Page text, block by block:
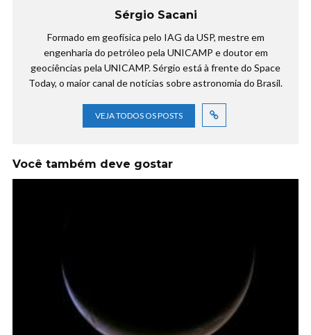
Sérgio Sacani
Formado em geofísica pelo IAG da USP, mestre em
engenharia do petróleo pela UNICAMP e doutor em
geociências pela UNICAMP. Sérgio está à frente do Space
Today, o maior canal de notícias sobre astronomia do Brasil.
VEJA TODOS OS POSTS
Você também deve gostar